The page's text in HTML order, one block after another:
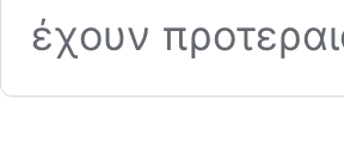
έχουν